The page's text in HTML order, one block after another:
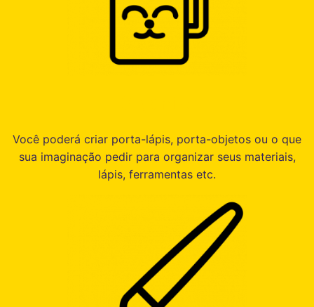
Você poderá criar porta-lápis, porta-objetos ou o que
sua imaginação pedir para organizar seus materiais,
lápis, ferramentas etc.